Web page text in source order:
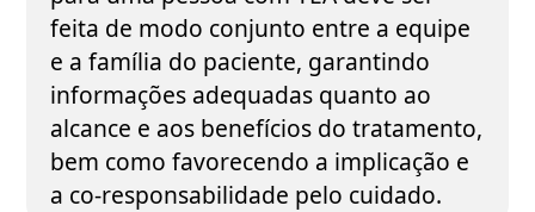
feita de modo conjunto entre a equipe
e a família do paciente, garantindo
informações adequadas quanto ao
alcance e aos benefícios do tratamento,
bem como favorecendo a implicação e
a co-responsabilidade pelo cuidado.